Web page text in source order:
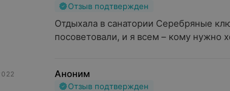
Отзыв подтвержден
Отдыхала в санатории Серебряные
посоветовали, и я всем – кому нужно
Аноним
Отзыв подтвержден